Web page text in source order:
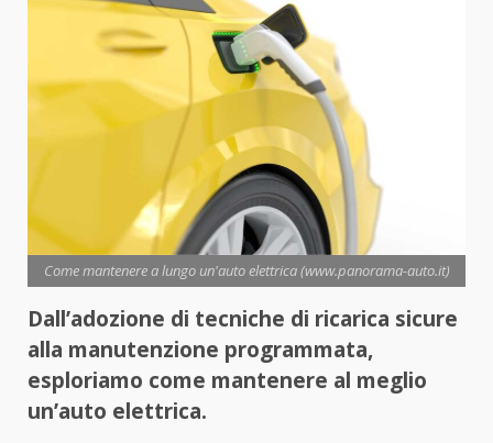
Come mantenere a lungo un'auto elettrica (www.panorama-auto.it)
Dall’adozione di tecniche di ricarica sicure
alla manutenzione programmata,
esploriamo come mantenere al meglio
un’auto elettrica.